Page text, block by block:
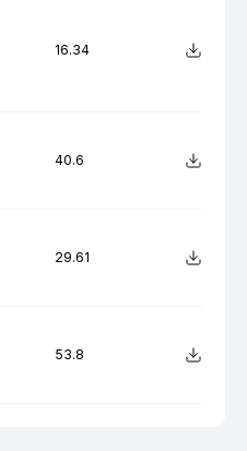
16.34
40.6
29.61
53.8